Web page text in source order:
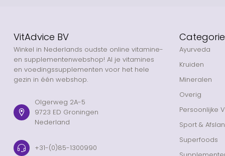
VitAdvice BV
Winkel in Nederlands oudste online vitamine-
en supplementenwebshop! Al je vitamines
en voedingssupplementen voor het hele
gezin in één webshop.
Olgerweg 2A-5
9723 ED Groningen
Nederland
+31-(0)85-1300990
Ayurveda
Kruiden
Mineralen
Overig
Persoonlijke
Sport &
Superfoods